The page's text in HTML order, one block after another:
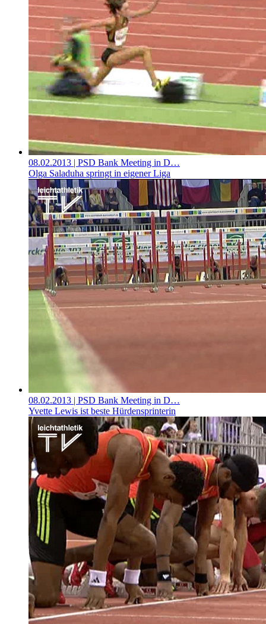
08.02.2013 | PSD Bank Meeting in D…
Olga Saladuha springt in eigener Liga
08.02.2013 | PSD Bank Meeting in D…
Yvette Lewis ist beste Hürdensprinterin